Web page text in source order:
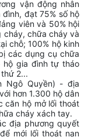
vận động nhân
đạt 75% số hộ
viên và 50% hội
cháy, chữa cháy và
chỗ; 100% hộ kinh
các dụng cụ chữa
gia đình tự tháo
2...
Ngô Quyền) - địa
hơn 1.300 hộ dân
căn hộ mở lối thoát
cháy xách tay.
địa phương quyết
mới lối thoát nạn